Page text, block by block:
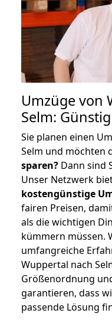
Umzüge von
Selm:
Sie planen einen
Selm und möchten
sparen? Dann sind
Unser Netzwerk
kostengünstige
fairen Preisen,
als die wichtigen
kümmern müssen.
umfangreiche
Wuppertal nach
Größenordnung
garantieren, dass
passende Lösung